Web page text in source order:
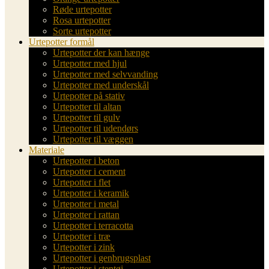
Røde urtepotter
Rosa urtepotter
Sorte urtepotter
Urtepotter formål
Urtepotter der kan hænge
Urtepotter med hjul
Urtepotter med selvvanding
Urtepotter med underskål
Urtepotter på stativ
Urtepotter til altan
Urtepotter til gulv
Urtepotter til udendørs
Urtepotter til væggen
Materiale
Urtepotter i beton
Urtepotter i cement
Urtepotter i flet
Urtepotter i keramik
Urtepotter i metal
Urtepotter i rattan
Urtepotter i terracotta
Urtepotter i træ
Urtepotter i zink
Urtepotter i genbrugsplast